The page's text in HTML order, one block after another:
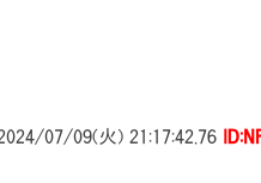
07/09(火) 21:17:42.76